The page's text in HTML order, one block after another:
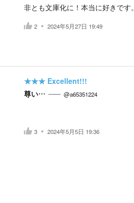
非とも文庫化に！本当に好きです。
2 2024年5月27日 19:49
★★★ Excellent!!!
尊い…
@a65351224
3 2024年5月5日 19:36